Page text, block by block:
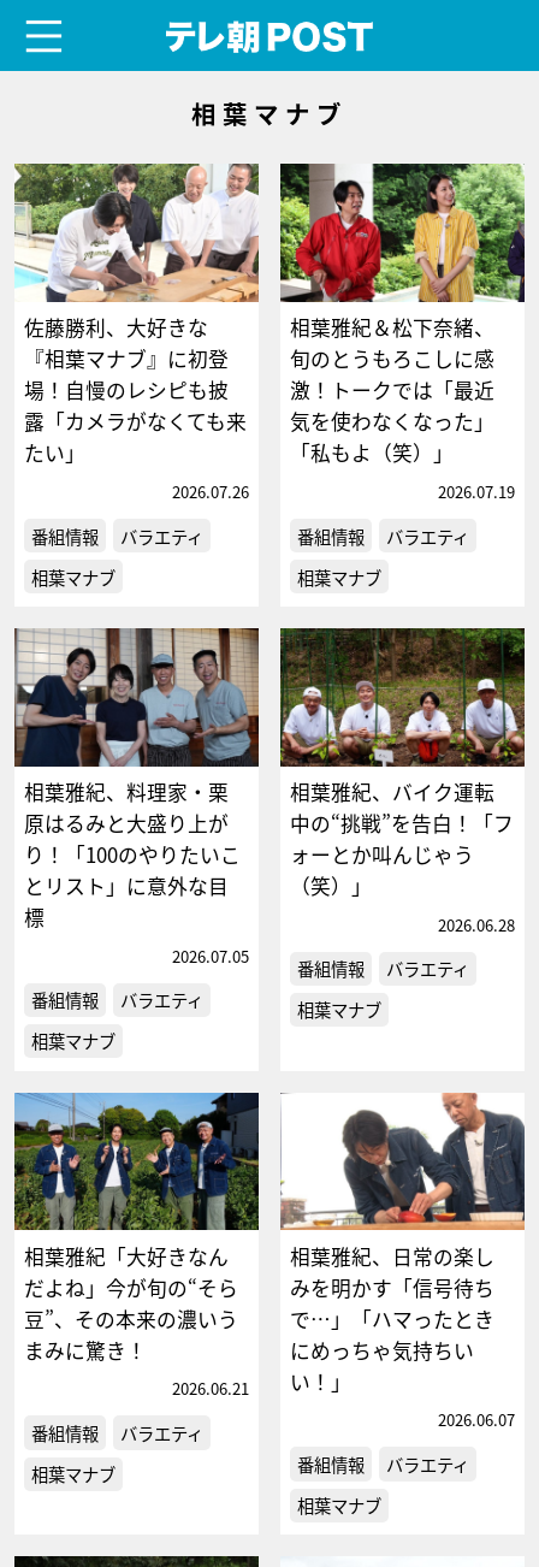
相葉マナブ
佐藤勝利、大好きな
『相葉マナブ』に初登
場！自慢のレシピも披
露「カメラがなくても来
たい」
2026.07.26
番組情報
バラエティ
相葉マナブ
相葉雅紀＆松下奈緒、
旬のとうもろこしに感
激！トークでは「最近
気を使わなくなった」
「私もよ（笑）」
2026.07.19
番組情報
バラエティ
相葉マナブ
相葉雅紀、料理家・栗
原はるみと大盛り上が
り！「100のやりたいこ
とリスト」に意外な目
標
2026.07.05
番組情報
バラエティ
相葉マナブ
相葉雅紀、バイク運転
中の“挑戦”を告白！「フ
ォーとか叫んじゃう
（笑）」
2026.06.28
番組情報
バラエティ
相葉マナブ
相葉雅紀「大好きなん
だよね」今が旬の“そら
豆”、その本来の濃いう
まみに驚き！
2026.06.21
番組情報
バラエティ
相葉マナブ
相葉雅紀、日常の楽し
みを明かす「信号待ち
で…」「ハマったとき
にめっちゃ気持ちい
い！」
2026.06.07
番組情報
バラエティ
相葉マナブ